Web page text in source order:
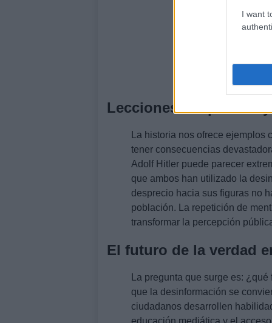
I want
Lecciones del pasado y
La historia nos ofrece
tener consecuencias
Adolf Hitler puede parecer
que ambos han utilizado la
desprecio hacia sus figuras no
población. La repetición de
transformar la percepción
El futuro de la verdad
La pregunta que surge es:
que la desinformación se
ciudadanos desarrollen
educación mediática y el